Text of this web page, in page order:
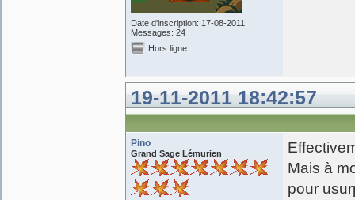
Date d'inscription: 17-08-2011
Messages: 24
Hors ligne
19-11-2011 18:42:57
Pino
Grand Sage Lémurien
Mais à
pour